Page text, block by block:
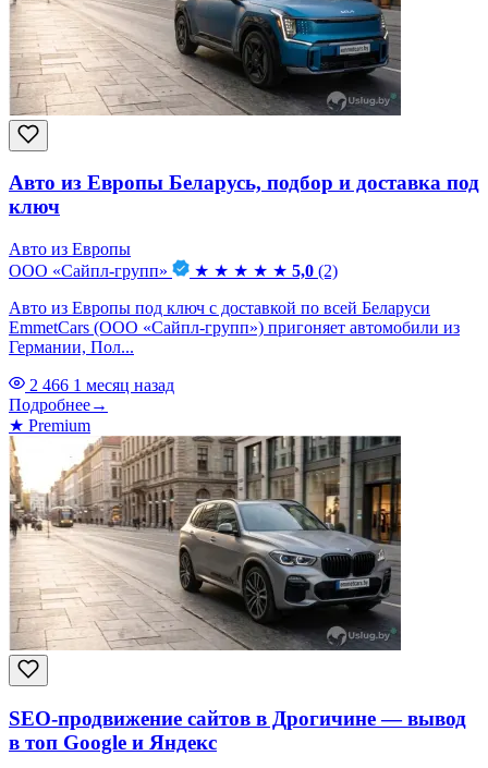
Авто из Европы Беларусь, подбор и доставка под
ключ
Авто из Европы
ООО «Сайпл-групп»
★ ★ ★ ★ ★ 5,0 (2)
Авто из Европы под ключ с доставкой по всей Беларуси
EmmetCars (ООО «Сайпл-групп») пригоняет автомобили из
Германии, Пол...
2 466 1 месяц назад
Подробнее→
★ Premium
SEO-продвижение сайтов в Дрогичине — вывод
в топ Google и Яндекс